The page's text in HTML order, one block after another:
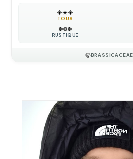
☀️☀️☀️
TOUS
❄️❄️❄️
RUSTIQUE
🍃BRASSICACEAE